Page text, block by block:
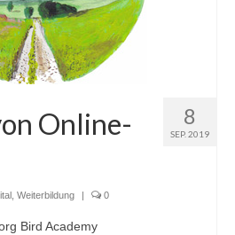
8
SEP. 2019
Online-
Weiterbildung 0
Bird Academy